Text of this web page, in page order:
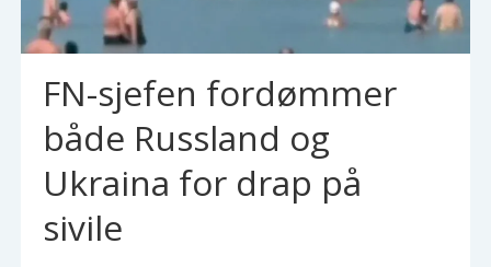
FN-sjefen fordømmer
både Russland og
Ukraina for drap på
sivile